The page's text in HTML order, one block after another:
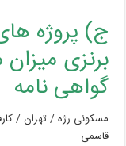
ج) پروژه
برنزی
گواهی نامه
مسکونی رژه / تهران /
قاسمی